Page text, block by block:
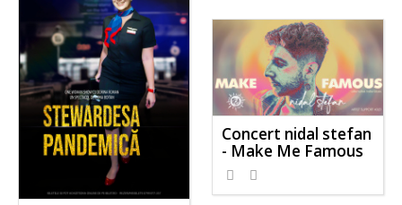
Concert nidal stefan
- Make Me Famous